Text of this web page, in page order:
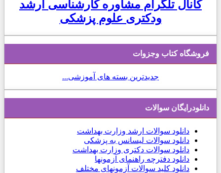
کانال تلگرام مشاوره کارشناسی ارشد
ودکتری علوم پزشکی
فروشگاه کتاب وجزوات
جدیدترین بسته های آموزشی...
دانلودرایگان سوالات
دانلود سوالات ارشد وزارت بهداشت
دانلود سوالات لیسانس به پزشکی
دانلود سوالات دکتری وزارت بهداشت
دانلود دفترچه راهنمای آزمونها
دانلود کلید سوالات آزمونهای مختلف